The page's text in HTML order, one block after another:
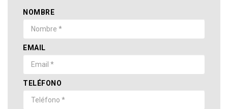
NOMBRE
EMAIL
TELÉFONO